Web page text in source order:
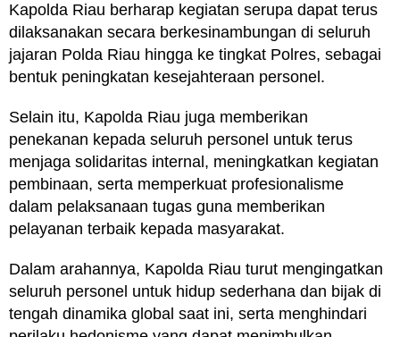
Kapolda Riau berharap kegiatan serupa dapat terus
dilaksanakan secara berkesinambungan di seluruh
jajaran Polda Riau hingga ke tingkat Polres, sebagai
bentuk peningkatan kesejahteraan personel.
Selain itu, Kapolda Riau juga memberikan
penekanan kepada seluruh personel untuk terus
menjaga solidaritas internal, meningkatkan kegiatan
pembinaan, serta memperkuat profesionalisme
dalam pelaksanaan tugas guna memberikan
pelayanan terbaik kepada masyarakat.
Dalam arahannya, Kapolda Riau turut mengingatkan
seluruh personel untuk hidup sederhana dan bijak di
tengah dinamika global saat ini, serta menghindari